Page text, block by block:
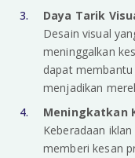
Daya Tarik
Desain visual
meninggalkan
dapat
menjadikan
Meningkatkan
Keberadaan
memberi kesan